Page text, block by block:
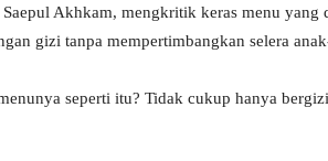
Akhkam, mengkritik keras menu yang
gizi tanpa mempertimbangkan selera
seperti itu? Tidak cukup hanya